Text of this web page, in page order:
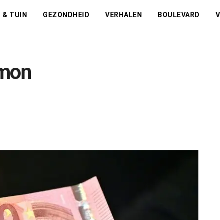
& TUIN GEZONDHEID VERHALEN BOULEVARD